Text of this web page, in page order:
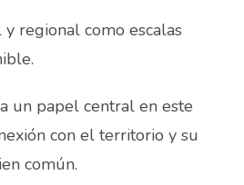
regional como escalas
un papel central en este
con el territorio y su
común.